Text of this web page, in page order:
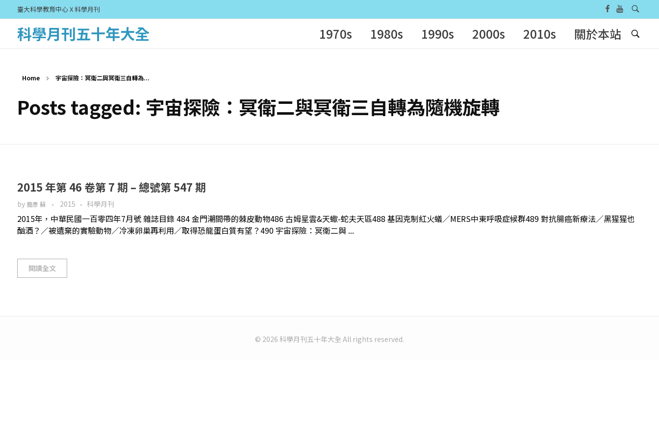
臺大科學教育中心 X 科學月刊
科學月刊五十年大全 1970s 1980s 1990s 2000s 2010s 關於本站
Home 宇宙探險：冥衛二與冥衛三自轉為...
Posts tagged: 宇宙探險：冥衛二與冥衛三自轉為隨機旋轉
2015 年第 46 卷第 7 期 – 總號第 547 期
by 裔彥 蘇 2015 科學月刊
2015年，中華民國一百零四年7月號 雜誌目錄 484 金門潮間帶的棘皮動物486 古姆星雲&天蠍-蛇夫天區488 基因克制紅火蟻／MERS中東呼吸症候群489 對抗腸癌新療法／黑猩猩也
酗酒？／被遺棄的實驗動物／冷凍卵巢再利用／取得恐龍蛋白質有望？490 宇宙探險：冥衛二與 ...
閱讀全文
© 2026 科學月刊五十年大全 All rights reserved.